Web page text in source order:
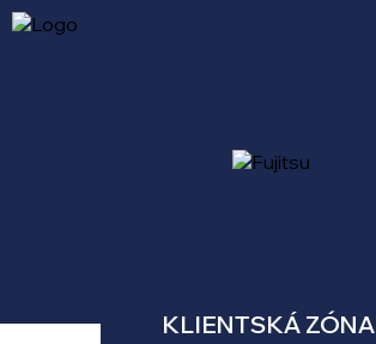
KLIENTSKÁ ZÓNA